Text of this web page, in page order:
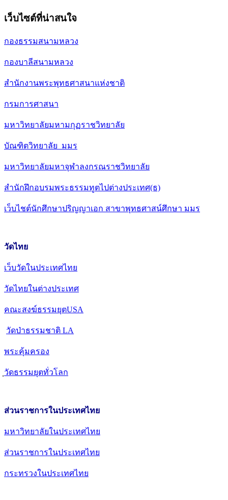
เว็บไซต์ที่น่าสนใจ
กองธรรมสนามหลวง
กองบาลีสนามหลวง
สำนักงานพระพุทธศาสนาแห่งชาติ
กรมการศาสนา
มหาวิทยาลัยมหามกุฏราชวิทยาลัย
บัณฑิตวิทยาลัย มมร
มหาวิทยาลัยมหาจุฬาลงกรณราชวิทยาลัย
สำนักฝึกอบรมพระธรรมทูตไปต่างประเทศ(ธ)
เว็บไชต์นักศึกษาปริญญาเอก สาขาพุทธศาสน์ศึกษา มมร
วัดไทย
เว็บวัดในประเทศไทย
วัดไทยในต่างประเทศ
คณะสงฆ์ธรรมยุตUSA
วัดป่าธรรมชาติ LA
พระคุ้มครอง
วัดธรรมยุตทั่วโลก
ส่วนราชการในประเทศไทย
มหาวิทยาลัยในประเทศไทย
ส่วนราชการในประเทศไทย
กระทรวงในประเทศไทย